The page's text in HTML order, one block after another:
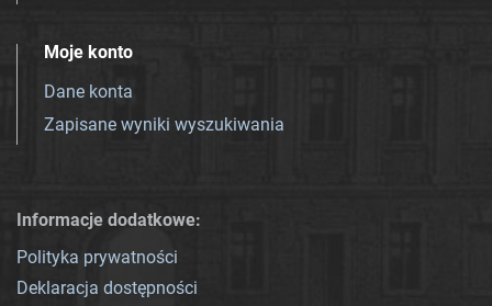
Moje konto
Dane konta
Zapisane wyniki wyszukiwania
Informacje dodatkowe:
Polityka prywatności
Deklaracja dostępności